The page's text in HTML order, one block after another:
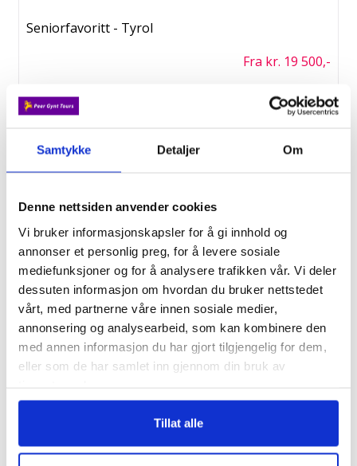
Samtykke Detaljer Om
Denne nettsiden anvender cookies
Vi bruker informasjonskapsler for å gi innhold og
annonser et personlig preg, for å levere sosiale
mediefunksjoner og for å analysere trafikken vår. Vi deler
dessuten informasjon om hvordan du bruker nettstedet
vårt, med partnerne våre innen sosiale medier,
annonsering og analysearbeid, som kan kombinere den
med annen informasjon du har gjort tilgjengelig for dem,
eller som de har samlet inn gjennom din bruk av
Tillat alle
Seniorfavoritt - Tyrol
Fra kr. 19 500,-
2/9
Fottur i Andorra
Tyrol med GD
Fra kr. 19 550,-
4/9
Vandretur Amalfikysten
Fra kr. 24 990,-
9/9